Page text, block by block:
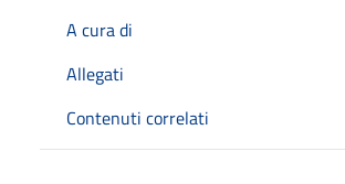
A cura di
Allegati
Contenuti correlati